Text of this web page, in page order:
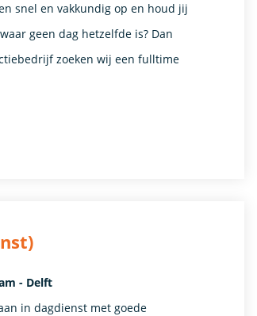
snel en vakkundig op en houd jij
geen dag hetzelfde is? Dan
zoeken wij een fulltime
- Delft
in dagdienst met goede